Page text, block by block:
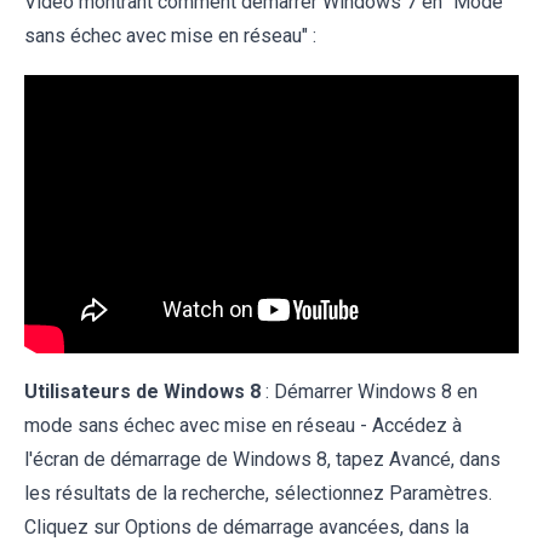
sans échec avec mise en réseau" :
Utilisateurs de Windows 8 : Démarrer Windows 8 en
mode sans échec avec mise en réseau - Accédez à
l'écran de démarrage de Windows 8, tapez Avancé, dans
les résultats de la recherche, sélectionnez Paramètres.
Cliquez sur Options de démarrage avancées, dans la